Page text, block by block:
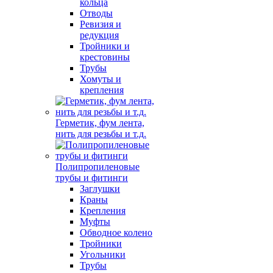
кольца
Отводы
Ревизия и
редукция
Тройники и
крестовины
Трубы
Хомуты и
крепления
Герметик, фум лента,
нить для резьбы и т.д.
Полипропиленовые
трубы и фитинги
Заглушки
Краны
Крепления
Муфты
Обводное колено
Тройники
Угольники
Трубы